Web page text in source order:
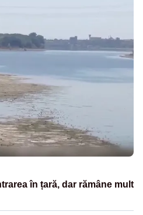
în țară, dar rămâne mult